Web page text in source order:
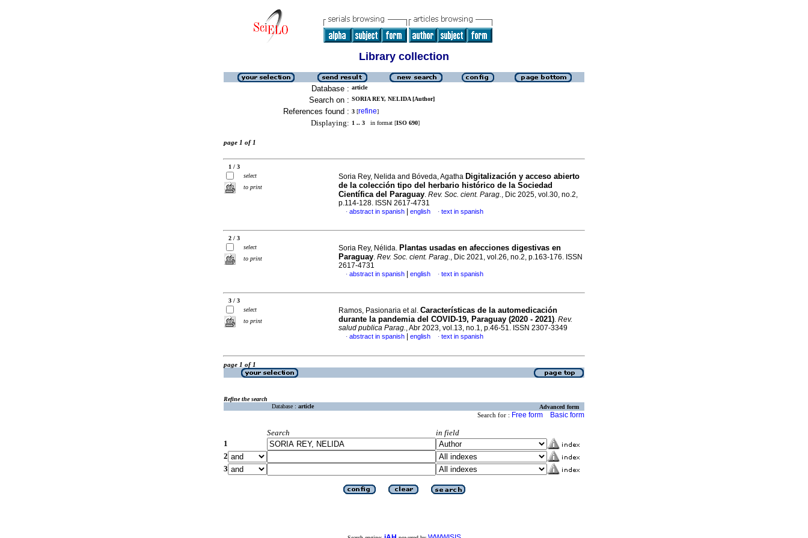
Library collection
Database : article
Search on : SORIA REY, NELIDA [Author]
References found : 3 [refine]
Displaying: 1 .. 3 in format [ISO 690]
page 1 of 1
1 / 3
select
to print
Soria Rey, Nelida and Bóveda, Agatha Digitalización y acceso abierto
de la colección tipo del herbario histórico de la Sociedad
Científica del Paraguay. Rev. Soc. cient. Parag., Dic 2025, vol.30, no.2,
p.114-128. ISSN 2617-4731
· abstract in spanish english · text in spanish
2 / 3
select
to print
Soria Rey, Nélida. Plantas usadas en afecciones digestivas en
Paraguay. Rev. Soc. cient. Parag., Dic 2021, vol.26, no.2, p.163-176. ISSN
2617-4731
· abstract in spanish english · text in spanish
3 / 3
select
to print
Ramos, Pasionaria et al. Características de la automedicación
durante la pandemia del COVID-19, Paraguay (2020 - 2021). Rev.
salud publica Parag., Abr 2023, vol.13, no.1, p.46-51. ISSN 2307-3349
· abstract in spanish english · text in spanish
page 1 of 1
Refine the search
Database : article Advanced form
Search for : Free form Basic form
Search
in field
1
2
3